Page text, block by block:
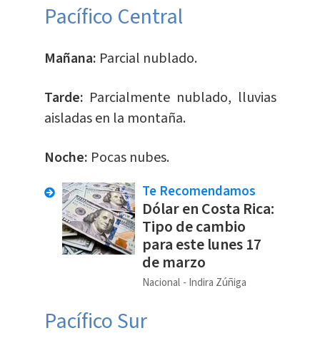
Pacífico Central
Mañana: Parcial nublado.
Tarde: Parcialmente nublado, lluvias
aisladas en la montaña.
Noche: Pocas nubes.
Te Recomendamos
Dólar en Costa Rica:
Tipo de cambio
para este lunes 17
de marzo
Nacional Indira Zúñiga
Pacífico Sur